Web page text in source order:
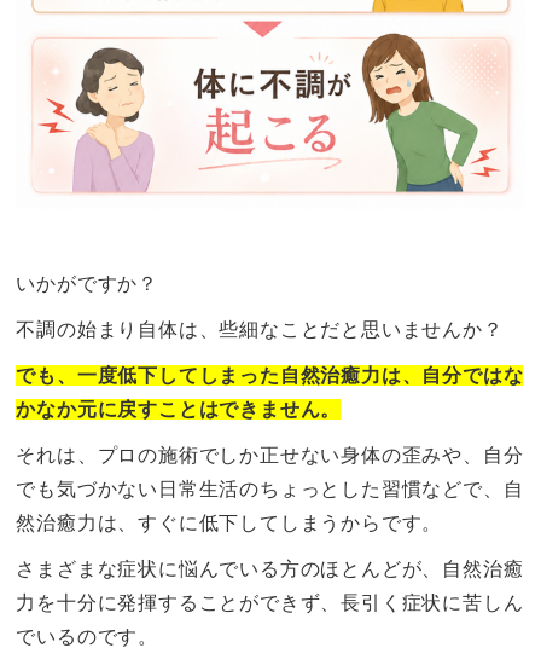
いかがですか？
不調の始まり自体は、些細なことだと思いませんか？
でも、一度低下してしまった自然治癒力は、自分ではな
かなか元に戻すことはできません。
それは、プロの施術でしか正せない身体の歪みや、自分
でも気づかない日常生活のちょっとした習慣などで、自
然治癒力は、すぐに低下してしまうからです。
さまざまな症状に悩んでいる方のほとんどが、自然治癒
力を十分に発揮することができず、長引く症状に苦しん
でいるのです。